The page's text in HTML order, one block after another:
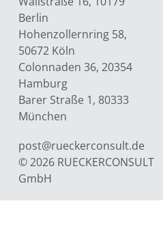
Berlin
Hohenzollernring 58,
50672 Köln
Colonnaden 36, 20354
Hamburg
Barer Straße 1, 80333
München
post@rueckerconsult.de
© 2026 RUECKERCONSULT
GmbH